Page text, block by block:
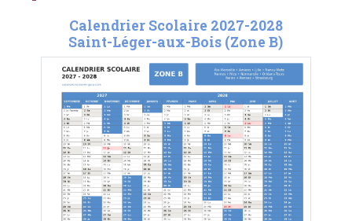
Calendrier Scolaire 2027-2028
Saint-Léger-aux-Bois (Zone B)